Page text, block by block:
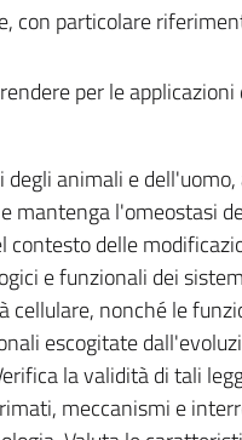
con particolare
per le
animali e
mantenga l'omeostasi
contesto delle
e funzionali dei
nonché le
escogitate
la validità di tali
meccanismi e